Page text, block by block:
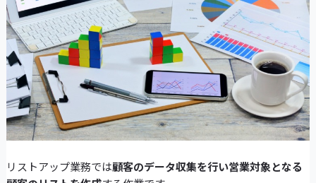
リストアップ業務では顧客のデータ収集を行い営業対象となる